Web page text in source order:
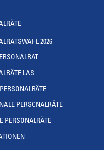
2026
LAS
PERSONALRÄTE
PERSONALRÄTE